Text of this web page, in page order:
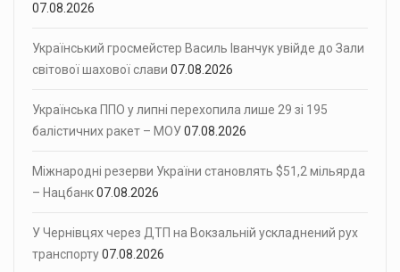
07.08.2026
Український гросмейстер Василь Іванчук увійде до Зали
світової шахової слави 07.08.2026
Українська ППО у липні перехопила лише 29 зі 195
балістичних ракет – МОУ07.08.2026
Міжнародні резерви України становлять $51,2 мільярда
– Нацбанк07.08.2026
У Чернівцях через ДТП на Вокзальній ускладнений рух
транспорту07.08.2026